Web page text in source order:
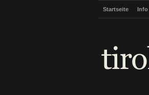
Startseite Info